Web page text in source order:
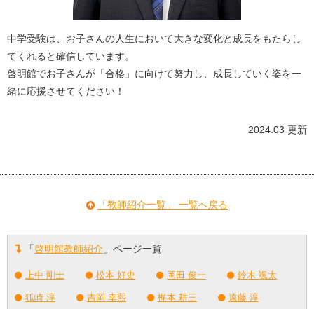
中学受験は、お子さんの人生において大きな変化と成長をもたらし
てくれると確信しています。
啓明館でお子さんが「合格」に向けて努力し、成長していく姿を一
緒に応援させてください！
2024.03 更新
「教師紹介一覧」 一覧へ戻る
「啓明館教師紹介 」ページ一覧
上中 剛士 松本 好史 岡田 俊一 鈴木 颯太
狐崎 淳 吉岡 幸熙 梶本 耕三 遠藤 淳